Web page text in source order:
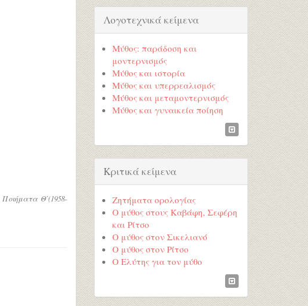
Ποιήματα Θ΄(1958-
Λογοτεχνικά κείμενα
Μύθος: παράδοση και
μοντερνισμός
Μύθος και ιστορία
Μύθος και υπερρεαλισμός
Μύθος και μεταμοντερνισμός
Μύθος και γυναικεία ποίηση
Κριτικά κείμενα
Ζητήματα ορολογίας
Ο μύθος στους Καβάφη, Σεφέρη
και Ρίτσο
Ο μύθος στον Σικελιανό
Ο μύθος στον Ρίτσο
Ο Ελύτης για τον μύθο